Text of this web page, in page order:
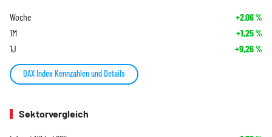
Woche +2,06%
1M +1,25%
1J +9,26%
DAX Index Kennzahlen und Details
Sektorvergleich